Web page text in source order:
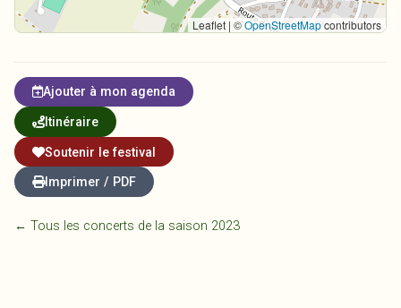
Leaflet | ©OpenStreetMapcontributors
Ajouter à mon agenda
Itinéraire
Soutenir le festival
Imprimer / PDF
← Tous les concerts de la saison 2023